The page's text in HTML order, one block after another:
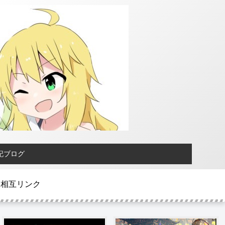
ブログ
相互リンク